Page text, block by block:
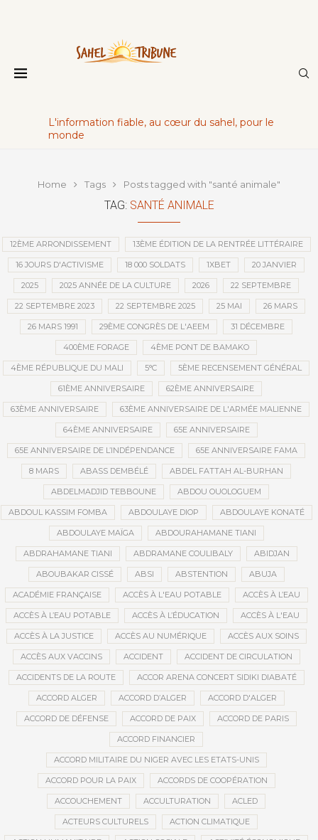
L'information fiable, au cœur du sahel, pour le
monde
Home Tags Posts tagged with "santé animale"
TAG: SANTÉ ANIMALE
12ÈME ARRONDISSEMENT 13ÈME ÉDITION DE LA RENTRÉE LITTÉRAIRE
16 JOURS D'ACTIVISME 18 000 SOLDATS 1XBET 20 JANVIER
2025 2025 ANNÉE DE LA CULTURE 2026 22 SEPTEMBRE
22 SEPTEMBRE 2023 22 SEPTEMBRE 2025 25 MAI 26 MARS
26 MARS 1991 29ÈME CONGRÈS DE L'AEEM 31 DÉCEMBRE
400ÈME FORAGE 4ÈME PONT DE BAMAKO
4ÈME RÉPUBLIQUE DU MALI 5°C 5ÈME RECENSEMENT GÉNÉRAL
61ÈME ANNIVERSAIRE 62ÈME ANNIVERSAIRE
63ÈME ANNIVERSAIRE 63ÈME ANNIVERSAIRE DE L'ARMÉE MALIENNE
64ÈME ANNIVERSAIRE 65E ANNIVERSAIRE
65E ANNIVERSAIRE DE L’INDÉPENDANCE 65E ANNIVERSAIRE FAMA
8 MARS ABASS DEMBÉLÉ ABDEL FATTAH AL-BURHAN
ABDELMADJID TEBBOUNE ABDOU OUOLOGUEM
ABDOUL KASSIM FOMBA ABDOULAYE DIOP ABDOULAYE KONATÉ
ABDOULAYE MAÏGA ABDOURAHAMANE TIANI
ABDRAHAMANE TIANI ABDRAMANE COULIBALY ABIDJAN
ABOUBAKAR CISSÉ ABSI ABSTENTION ABUJA
ACADÉMIE FRANÇAISE ACCÈS À L'EAU POTABLE ACCÈS À L’EAU
ACCÈS À L’EAU POTABLE ACCÈS À L’ÉDUCATION ACCÈS À L'EAU
ACCÈS À LA JUSTICE ACCÈS AU NUMÉRIQUE ACCÈS AUX SOINS
ACCÈS AUX VACCINS ACCIDENT ACCIDENT DE CIRCULATION
ACCIDENTS DE LA ROUTE ACCOR ARENA CONCERT SIDIKI DIABATÉ
ACCORD ALGER ACCORD D’ALGER ACCORD D'ALGER
ACCORD DE DÉFENSE ACCORD DE PAIX ACCORD DE PARIS
ACCORD FINANCIER
ACCORD MILITAIRE DU NIGER AVEC LES ETATS-UNIS
ACCORD POUR LA PAIX ACCORDS DE COOPÉRATION
ACCOUCHEMENT ACCULTURATION ACLED
ACTEURS CULTURELS ACTION CLIMATIQUE